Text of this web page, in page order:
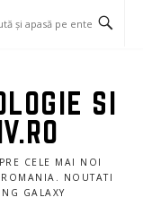
SI
CELE MAI NOI
NOUTATI
GALAXY